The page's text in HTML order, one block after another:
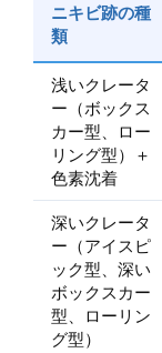
ニキビ跡の種
類
浅いクレータ
ー（ボックス
カー型、ロー
リング型）＋
色素沈着
深いクレータ
ー（アイスピ
ック型、深い
ボックスカー
型、ローリン
グ型）